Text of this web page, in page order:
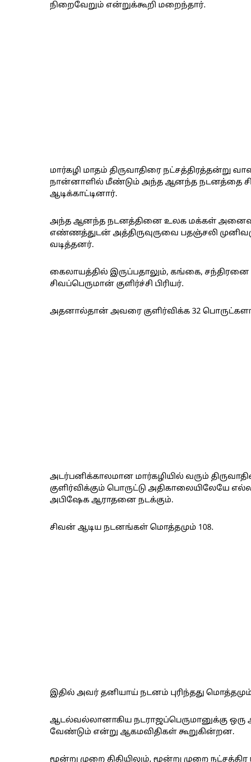
நிறைவேறும் என்றுக்கூறி மறைந்தார்.
மார்கழி மாதம் திருவாதிரை நட்சத்திரத்தன்று
நான்னாளில் மீண்டும் அந்த ஆனந்த நடனத்தை
ஆடிக்காட்டினார்.
அந்த ஆனந்த நடனத்தினை உலக மக்கள்
எண்ணத்துடன் அத்திருவுருவை பதஞ்சலி
வடித்தனர்.
கைலாயத்தில் இருப்பதாலும், கங்கை, சந்திரனை
சிவப்பெருமான் குளிர்ச்சி பிரியர்.
அதனால்தான் அவரை குளிர்விக்க 32
அடர்பனிக்காலமான மார்கழியில் வரும்
குளிர்விக்கும் பொருட்டு அதிகாலையிலேயே
அபிஷேக ஆராதனை நடக்கும்.
சிவன் ஆடிய நடனங்கள் மொத்தமும் 108.
இதில் அவர் தனியாய் நடனம் புரிந்தது மொத்தமும்
ஆடல்வல்லானாகிய நடராஜப்பெருமானுக்கு
வேண்டும் என்று ஆகமவிதிகள் கூறுகின்றன.
மூன்று முறை திதியிலும், மூன்று முறை